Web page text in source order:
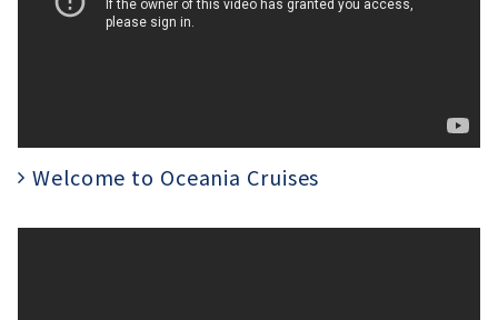
Welcome to Oceania Cruises